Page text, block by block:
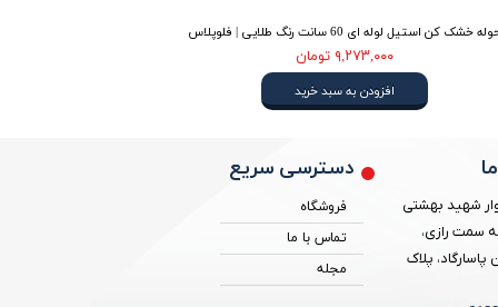
خشک کن استیل لوله ای 60 سانت رنگ طلایی | فلوپلاس
۹,۲۷۳,۰۰۰ تومان
افزودن به سبد خرید
دسترسی سریع
فروشگاه
تماس با ما
مجله
شهید بهشتی
سمت رازی،
پلاک